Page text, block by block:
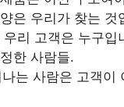
은 우리가 찾는 것
우리 고객은 누구입
한 사람들.
나는 사람은 고객이